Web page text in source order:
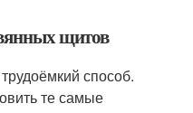
щитов
способ.
те самые